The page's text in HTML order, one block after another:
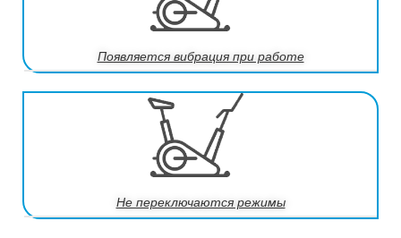
Появляется вибрация при работе
Не переключаются режимы